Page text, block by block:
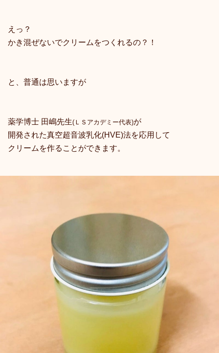
えっ？
かき混ぜないでクリームをつくれるの？！
と、普通は思いますが
薬学博士 田嶋先生(ＬＳアカデミー代表)が
開発された真空超音波乳化(HVE)法を応用して
クリームを作ることができます。